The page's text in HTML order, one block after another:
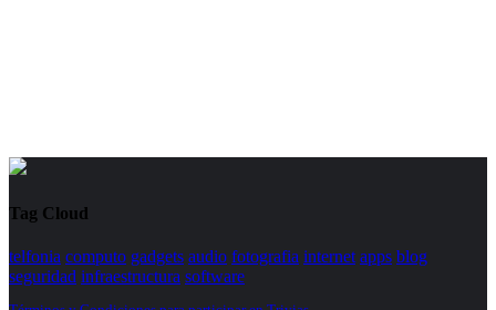
Tag Cloud
telfonia computo gadgets audio fotografia internet apps blog
seguridad infraestructura software